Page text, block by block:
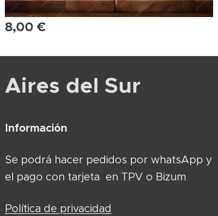
8,00 €
Aires del Sur
Información
Se podrá hacer pedidos por whatsApp y
el pago con tarjeta en TPV o Bizum
Política de privacidad